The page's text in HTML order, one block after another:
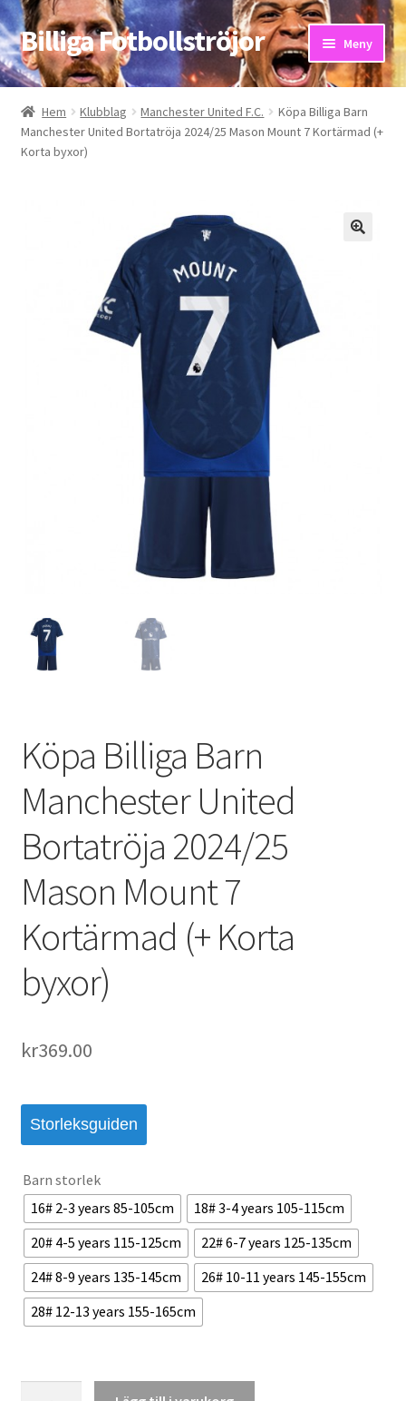
Hoppa
till
navigering
Hoppa
till
innehåll
Billiga Fotbollströjor Meny
Hem
Bloggar
Hem Klubblag Manchester United F.C.
Köpa Billiga Barn
Manchester United Bortatröja 2024/25 Mason Mount 7 Kortärmad (+
Korta byxor)
Köpa Billiga Barn
Manchester United
Bortatröja 2024/25
Mason Mount 7
Kortärmad (+ Korta
byxor)
kr369.00
Storleksguiden
Barn storlek
16# 2-3 years 85-105cm
18# 3-4 years 105-115cm
20# 4-5 years 115-125cm
22# 6-7 years 125-135cm
24# 8-9 years 135-145cm
26# 10-11 years 145-155cm
28# 12-13 years 155-165cm